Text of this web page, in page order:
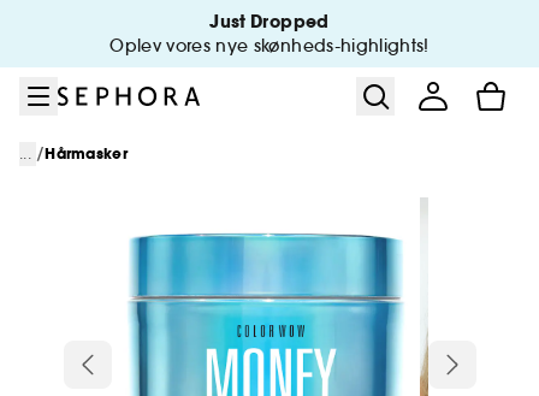
Gå til hovedindholdJust Dropped
Oplev vores nye skønheds-highlights!
... /Hårmasker